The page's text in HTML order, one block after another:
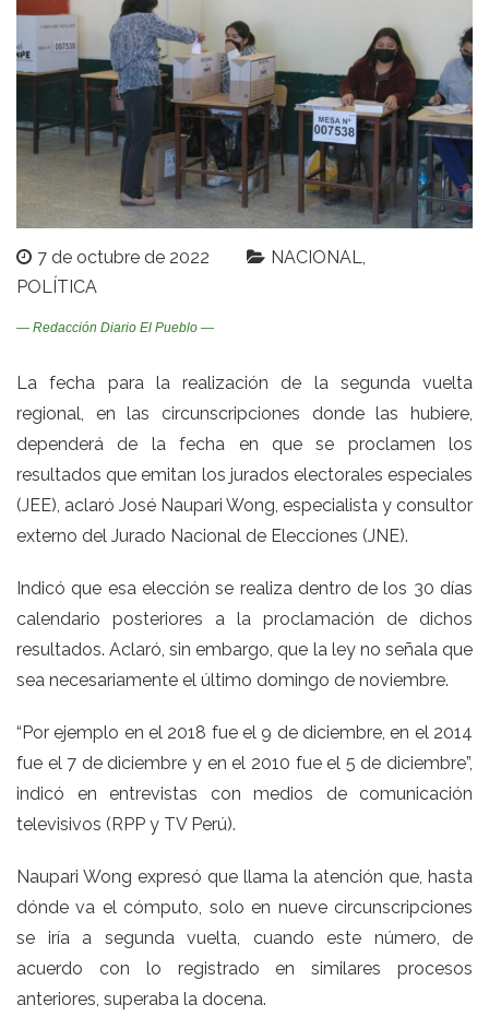
7 de octubre de 2022
NACIONAL
POLÍTICA
— Redacción Diario El Pueblo —
La fecha para la realización de la segunda vuelta
regional, en las circunscripciones donde las hubiere,
dependerá de la fecha en que se proclamen los
resultados que emitan los jurados electorales especiales
(JEE), aclaró José Naupari Wong, especialista y consultor
externo del Jurado Nacional de Elecciones (JNE).
Indicó que esa elección se realiza dentro de los 30 días
calendario posteriores a la proclamación de dichos
resultados. Aclaró, sin embargo, que la ley no señala que
sea necesariamente el último domingo de noviembre.
“Por ejemplo en el 2018 fue el 9 de diciembre, en el 2014
fue el 7 de diciembre y en el 2010 fue el 5 de diciembre”,
indicó en entrevistas con medios de comunicación
televisivos (RPP y TV Perú).
Naupari Wong expresó que llama la atención que, hasta
dónde va el cómputo, solo en nueve circunscripciones
se iría a segunda vuelta, cuando este número, de
acuerdo con lo registrado en similares procesos
anteriores, superaba la docena.